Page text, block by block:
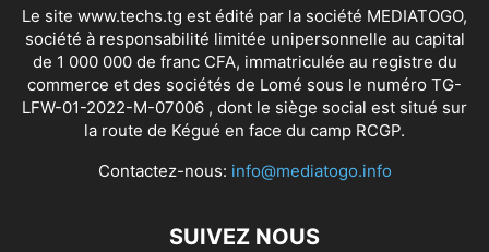
Le site www.techs.tg est édité par la société MEDIATOGO,
société à responsabilité limitée unipersonnelle au capital
de 1 000 000 de franc CFA, immatriculée au registre du
commerce et des sociétés de Lomé sous le numéro TG-
LFW-01-2022-M-07006 , dont le siège social est situé sur
la route de Kégué en face du camp RCGP.
Contactez-nous: info@mediatogo.info
SUIVEZ NOUS